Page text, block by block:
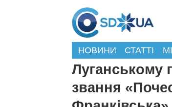
НОВИНИ СТАТТІ
Луганському
звання